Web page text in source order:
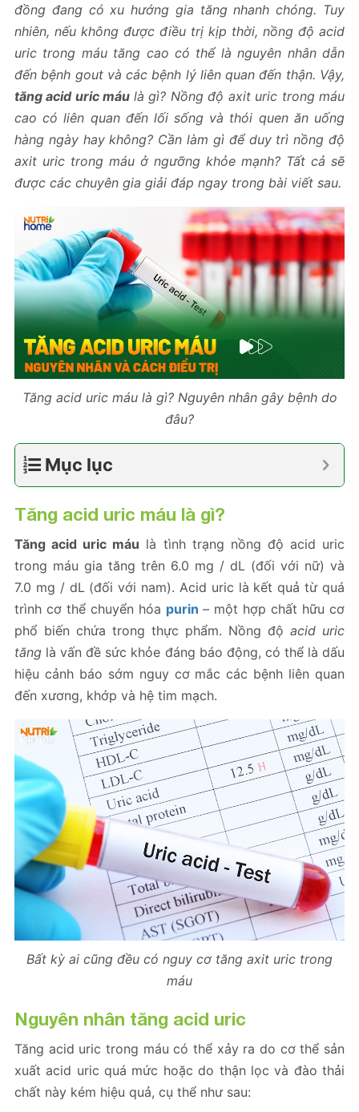
đồng đang có xu hướng gia tăng nhanh chóng. Tuy
nhiên, nếu không được điều trị kịp thời, nồng độ acid
uric trong máu tăng cao có thể là nguyên nhân dẫn
đến bệnh gout và các bệnh lý liên quan đến thận. Vậy,
tăng acid uric máu là gì? Nồng độ axit uric trong máu
cao có liên quan đến lối sống và thói quen ăn uống
hàng ngày hay không? Cần làm gì để duy trì nồng độ
axit uric trong máu ở ngưỡng khỏe mạnh? Tất cả sẽ
được các chuyên gia giải đáp ngay trong bài viết sau.
Tăng acid uric máu là gì? Nguyên nhân gây bệnh do
đâu?
Mục lục
Tăng acid uric máu là gì?
Tăng acid uric máu là tình trạng nồng độ acid uric
trong máu gia tăng trên 6.0 mg / dL (đối với nữ) và
7.0 mg / dL (đối với nam). Acid uric là kết quả từ quá
trình cơ thể chuyển hóa purin – một hợp chất hữu cơ
phổ biến chứa trong thực phẩm. Nồng độ acid uric
tăng là vấn đề sức khỏe đáng báo động, có thể là dấu
hiệu cảnh báo sớm nguy cơ mắc các bệnh liên quan
đến xương, khớp và hệ tim mạch.
Bất kỳ ai cũng đều có nguy cơ tăng axit uric trong
máu
Nguyên nhân tăng acid uric
Tăng acid uric trong máu có thể xảy ra do cơ thể sản
xuất acid uric quá mức hoặc do thận lọc và đào thải
chất này kém hiệu quả, cụ thể như sau: